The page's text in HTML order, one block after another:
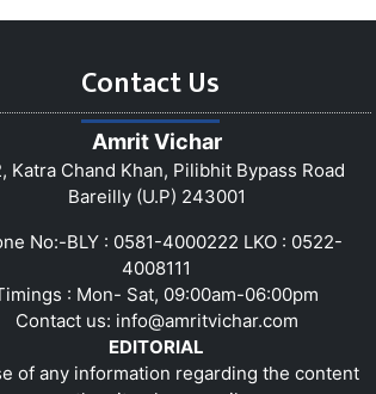
Contact Us
Amrit Vichar
Katra Chand Khan, Pilibhit Bypass Road
Bareilly (U.P) 243001
No:-BLY : 0581-4000222 LKO : 0522-
4008111
: Mon- Sat, 09:00am-06:00pm
Contact us: info@amritvichar.com
EDITORIAL
of any information regarding the content